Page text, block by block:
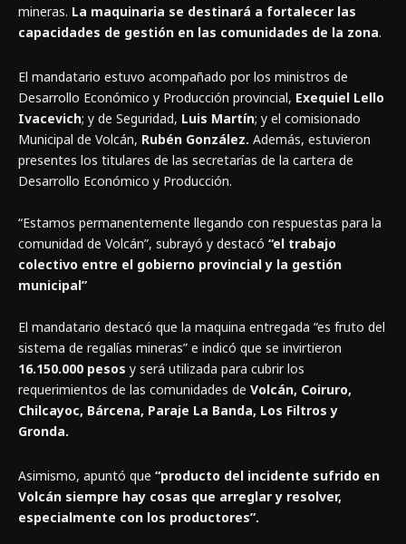
mineras. La maquinaria se destinará a fortalecer las
capacidades de gestión en las comunidades de la zona.
El mandatario estuvo acompañado por los ministros de
Desarrollo Económico y Producción provincial, Exequiel Lello
Ivacevich; y de Seguridad, Luis Martín; y el comisionado
Municipal de Volcán, Rubén González. Además, estuvieron
presentes los titulares de las secretarías de la cartera de
Desarrollo Económico y Producción.
“Estamos permanentemente llegando con respuestas para la
comunidad de Volcán”, subrayó y destacó “el trabajo
colectivo entre el gobierno provincial y la gestión
municipal”
El mandatario destacó que la maquina entregada “es fruto del
sistema de regalías mineras” e indicó que se invirtieron
16.150.000 pesos y será utilizada para cubrir los
requerimientos de las comunidades de Volcán, Coiruro,
Chilcayoc, Bárcena, Paraje La Banda, Los Filtros y
Gronda.
Asimismo, apuntó que “producto del incidente sufrido en
Volcán siempre hay cosas que arreglar y resolver,
especialmente con los productores”.